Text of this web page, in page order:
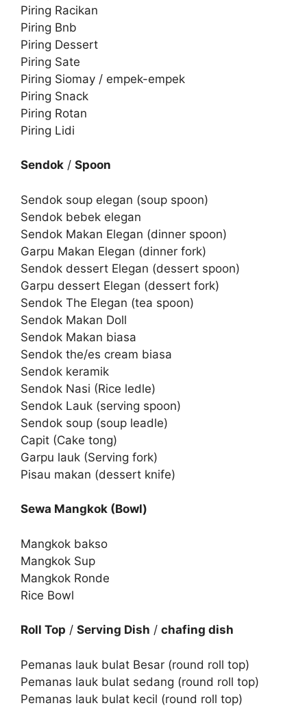
Piring Racikan
Piring Bnb
Piring Dessert
Piring Sate
Piring Siomay / empek-empek
Piring Snack
Piring Rotan
Piring Lidi
Sendok / Spoon
Sendok soup elegan (soup spoon)
Sendok bebek elegan
Sendok Makan Elegan (dinner spoon)
Garpu Makan Elegan (dinner fork)
Sendok dessert Elegan (dessert spoon)
Garpu dessert Elegan (dessert fork)
Sendok The Elegan (tea spoon)
Sendok Makan Doll
Sendok Makan biasa
Sendok the/es cream biasa
Sendok keramik
Sendok Nasi (Rice ledle)
Sendok Lauk (serving spoon)
Sendok soup (soup leadle)
Capit (Cake tong)
Garpu lauk (Serving fork)
Pisau makan (dessert knife)
Sewa Mangkok (Bowl)
Mangkok bakso
Mangkok Sup
Mangkok Ronde
Rice Bowl
Roll Top / Serving Dish / chafing dish
Pemanas lauk bulat Besar (round roll top)
Pemanas lauk bulat sedang (round roll top)
Pemanas lauk bulat kecil (round roll top)